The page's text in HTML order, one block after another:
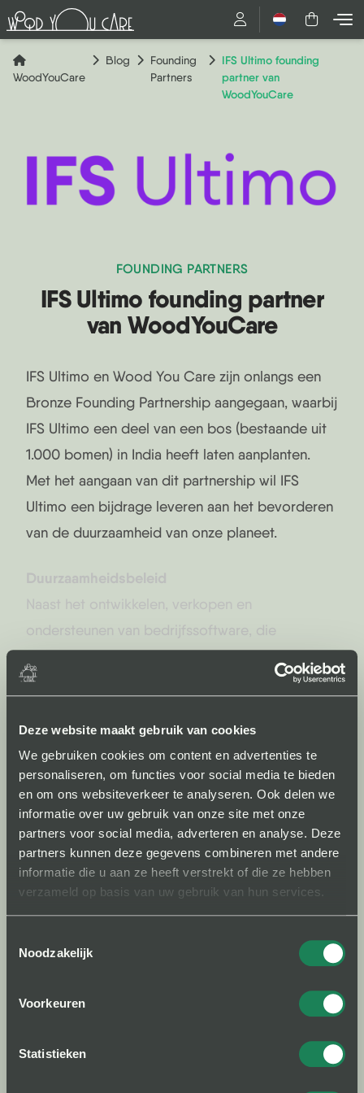
Deze website maakt gebruik van cookies
We gebruiken cookies om content en advertenties te
personaliseren, om functies voor social media te bieden
en om ons websiteverkeer te analyseren. Ook delen we
informatie over uw gebruik van onze site met onze
partners voor social media, adverteren en analyse. Deze
partners kunnen deze gegevens combineren met andere
informatie die u aan ze heeft verstrekt of die ze hebben
verzameld op basis van uw gebruik van hun services.
Noodzakelijk
Voorkeuren
Statistieken
Nederlands
WoodYouCare
Blog
Founding
Partners
IFS Ultimo founding
partner van
WoodYouCare
FOUNDING PARTNERS
IFS Ultimo founding partner
van WoodYouCare
IFS Ultimo en Wood You Care zijn onlangs een
Bronze Founding Partnership aangegaan, waarbij
IFS Ultimo een deel van een bos (bestaande uit
1.000 bomen) in India heeft laten aanplanten.
Met het aangaan van dit partnership wil IFS
Ultimo een bijdrage leveren aan het bevorderen
van de duurzaamheid van onze planeet.
Duurzaamheidsbeleid
Naast het ontwikkelen, verkopen en
ondersteunen van bedrijfssoftware, die
gebruikers mede helpt de duurzaamheid van hun
organisatie te vergroten, neemt IFS Ultimo ook
bedrijf heeft op mens en milieu. Bij elke
beslissing die wordt genomen, wordt rekening
gehouden met de belangen van alle
stakeholders, waarbij altijd gestreefd wordt naar
de juiste balans tussen economische,
ecologische en sociale waarden.
We proberen onze CO2-voetafdruk te
minimaliseren door meer hybride te werken,
minder te reizen, energie-efficiënt te zijn door te
CO2-neutraal of zelfs CO2-negatief willen zijn)
kantoren (A-label). Daarnaast laten we ons
inspireren door de aanpak van Wood You Care.